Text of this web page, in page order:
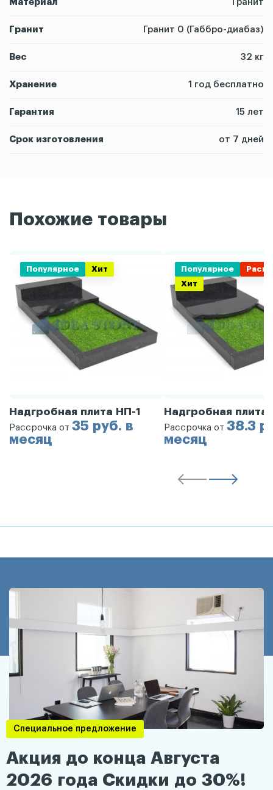
Материал Гранит
Гранит Гранит 0 (Габбро-диабаз)
Вес 32 кг
Хранение 1 год бесплатно
Гарантия 15 лет
Срок изготовления от 7 дней
Похожие товары
Популярное Хит
Надгробная плита НП-1
Рассрочка от 35 руб. в
месяц
Популярное
Хит
Надгробная плита
Рассрочка от 38.3
месяц
Специальное предложение
Акция до конца Августа
2026 года Скидки до 30%!